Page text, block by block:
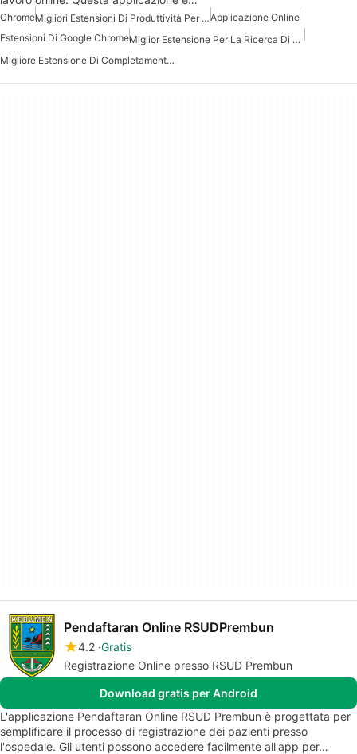
Chrome Migliori Estensioni Di Produttività Per ChromeApplicazione Online
Estensioni Di Google Chrome
Miglior Estensione Per La Ricerca Di Lavoro Per Chrome
Migliore Estensione Di Completamento Automatico Per Chrome
Pendaftaran Online RSUDPrembun
4.2 Gratis
Registrazione Online presso RSUD Prembun
Download gratis per Android
L'applicazione Pendaftaran Online RSUD Prembun è progettata per
semplificare il processo di registrazione dei pazienti presso
l'ospedale. Gli utenti possono accedere facilmente all'app per…